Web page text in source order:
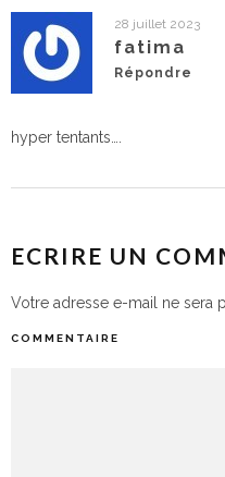
28 juillet 2023
fatima
Répondre
hyper tentants….
ECRIRE UN
Votre adresse e-mail ne sera
COMMENTAIRE